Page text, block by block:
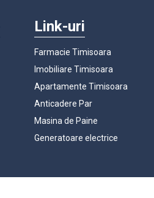
Link-uri
Farmacie Timisoara
Imobiliare Timisoara
Apartamente Timisoara
Anticadere Par
Masina de Paine
Generatoare electrice